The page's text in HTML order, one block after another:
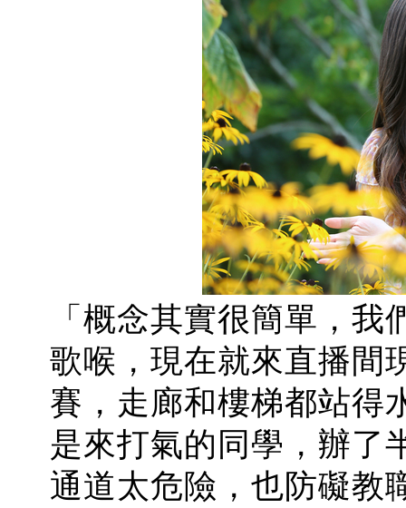
「概念其實很簡單，
歌喉，現在就來直播間
賽，走廊和樓梯都站得
是來打氣的同學，辦了
通道太危險，也防礙教